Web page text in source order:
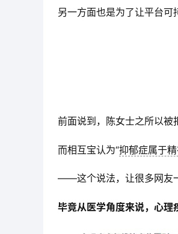
另一方面也是为了让平台可
前面说到，陈女士之所以被
而相互宝认为“抑郁症属于
——这个说法，让很多网友
毕竟从医学角度来说，心理